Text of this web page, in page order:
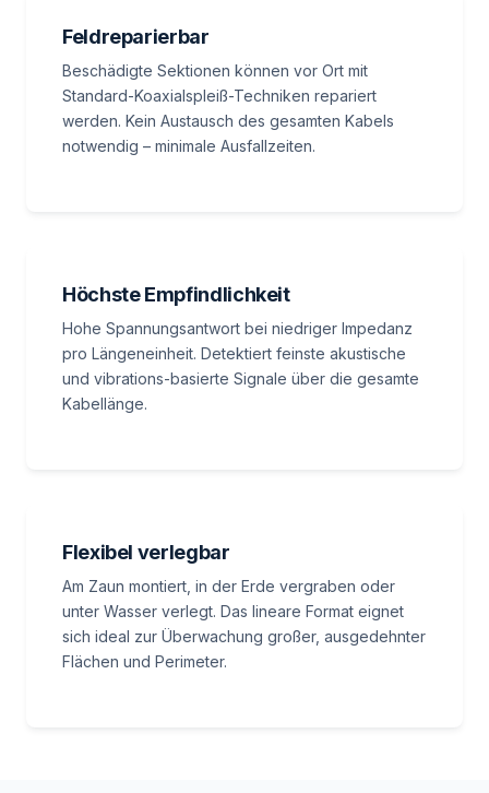
Feldreparierbar
Beschädigte Sektionen können vor Ort mit
Standard-Koaxialspleiß-Techniken repariert
werden. Kein Austausch des gesamten Kabels
notwendig – minimale Ausfallzeiten.
Höchste Empfindlichkeit
Hohe Spannungsantwort bei niedriger Impedanz
pro Längeneinheit. Detektiert feinste akustische
und vibrations-basierte Signale über die gesamte
Kabellänge.
Flexibel verlegbar
Am Zaun montiert, in der Erde vergraben oder
unter Wasser verlegt. Das lineare Format eignet
sich ideal zur Überwachung großer, ausgedehnter
Flächen und Perimeter.